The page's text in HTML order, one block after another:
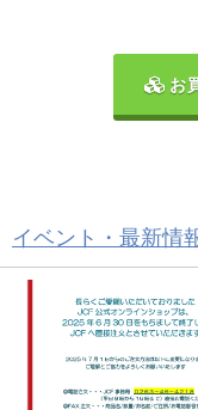
お
イベント・最新情